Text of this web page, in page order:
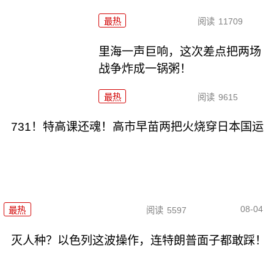
最热 阅读 11709
里海一声巨响，这次差点把两场
战争炸成一锅粥！
最热 阅读 9615
731！特高课还魂！高市早苗两把火烧穿日本国运
最热 阅读 5597 08-04
灭人种？以色列这波操作，连特朗普面子都敢踩！